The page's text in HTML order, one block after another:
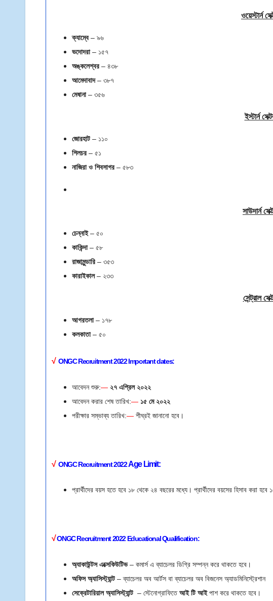
ওয়েস্টার্ন
ক্যাম্বে– ৯৬
ভদোদরা– ১৫৭
অঙ্কলেশ্বর – ৪৩৮
আমেদাবাদ– ৩৮৭
মেষানা– ৩৫৬
ইস্টার্ন
জোরহাট– ১১০
শিলচর – ৫১
নাজিরা ও শিবসাগর – ৫৮৩
সাউদার্ন
চেন্নাই– ৫০
কাকিন্দা– ৫৮
রাজামুন্ডারি – ৩৫৩
কারাইকাল– ২৩৩
সেন্ট্রাল
আগরতলা– ১৭৮
কলকাতা– ৫০
√ONGC Recruitment2022 Important dates:
আবেদন শুরু:— ২৭ এপ্রিল ২০২২
আবেদন করার শেষ তারিখ:— ১৫ মে২০২২
পরীক্ষার সম্ভাব্য তারিখ:—শীঘ্রই জানানো হবে।
√ONGC Recruitment 2022Age Limit:
প্রার্থীদের বয়স হতে হবে ১৮ থেকে ২৪ বছরের মধ্যে। প্রার্থীদের বয়সের হিসাব করা
√ONGCRecruitment 2022Educational Qualification:
অ্যাকাউন্টস এক্সেকিউটিভ– কমার্স এ ব্যাচেলর ডিগ্রি সম্পন্ন করে থাকতে হবে।
অফিস অ্যাসিস্ট্যান্ট– ব্যাচেলর অব আর্টস বা ব্যাচেলর অব বিজনেস অ্যাডমিনিস্ট্রেশান
সেক্রেটারিয়াল অ্যাসিস্ট্যান্ট– স্টেনোগ্রাফিতেআই টি আইপাশ করে থাকতে হবে।